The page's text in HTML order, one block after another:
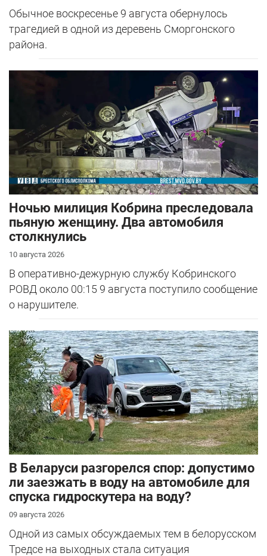
Обычное воскресенье 9 августа обернулось
трагедией в одной из деревень Сморгонского
района.
Ночью милиция Кобрина преследовала
пьяную женщину. Два автомобиля
столкнулись
10 августа 2026
В оперативно-дежурную службу Кобринского
РОВД около 00:15 9 августа поступило сообщение
о нарушителе.
В Беларуси разгорелся спор: допустимо
ли заезжать в воду на автомобиле для
спуска гидроскутера на воду?
09 августа 2026
Одной из самых обсуждаемых тем в белорусском
Тредсе на выходных стала ситуация